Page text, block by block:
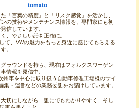
tomato
「言葉の精度」と「リスク感覚」を活かし、
の技術やメンテナンス情報を、専門家にも初
信しています。
、やさしい話を正確に。
て、VWの魅力をもっと身近に感じてもらえる
。
ラウンドを持ち、現在はフォルクスワーゲン
情報を発信中。
州車を中心に取り扱う自動車修理工場様のサイ
集・運営などの業務委託をお請けしています。
切にしながら、誰にでもわかりやすく、そし